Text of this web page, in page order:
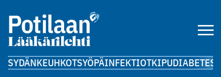
SYDÄNKEUHKOTSYÖPÄINFEKTIOTKIPUDIABETES